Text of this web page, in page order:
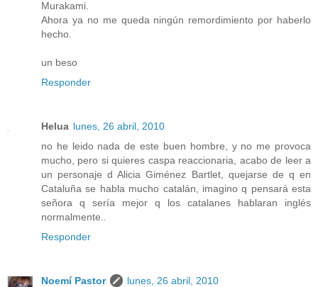
Murakami.
Ahora ya no me queda ningún remordimiento por haberlo
hecho.
un beso
Responder
Helua lunes, 26 abril, 2010
no he leido nada de este buen hombre, y no me provoca
mucho, pero si quieres caspa reaccionaria, acabo de leer a
un personaje d Alicia Giménez Bartlet, quejarse de q en
Cataluña se habla mucho catalán, imagino q pensará esta
señora q sería mejor q los catalanes hablaran inglés
normalmente..
Responder
Noemí Pastor
lunes, 26 abril, 2010